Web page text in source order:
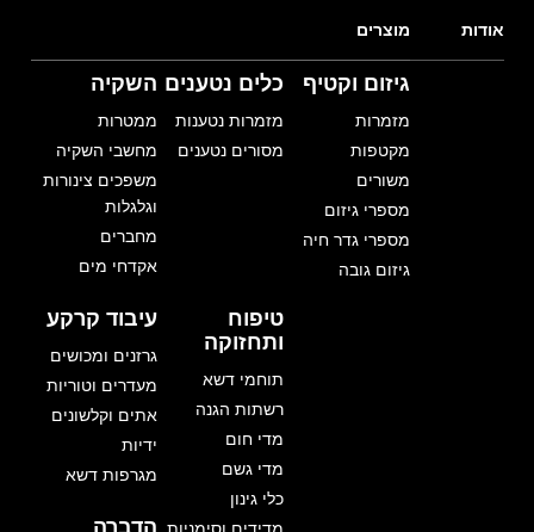
אודות מוצרים
גיזום וקטיף
מזמרות
מקטפות
משורים
מספרי גיזום
מספרי גדר חיה
גיזום גובה
כלים נטענים
מזמרות נטענות
מסורים נטענים
השקיה
ממטרות
מחשבי השקיה
משפכים צינורות
וגלגלות
מחברים
אקדחי מים
טיפוח
ותחזוקה
תוחמי דשא
רשתות הגנה
מדי חום
מדי גשם
כלי גינון
מדידים וסימניות
עיבוד קרקע
גרזנים ומכושים
מעדרים וטוריות
אתים וקלשונים
ידיות
מגרפות דשא
הדברה